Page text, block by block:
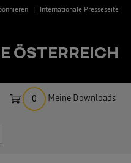
Internationale Presseseite
ÖSTERREICH
0 Meine Downloads